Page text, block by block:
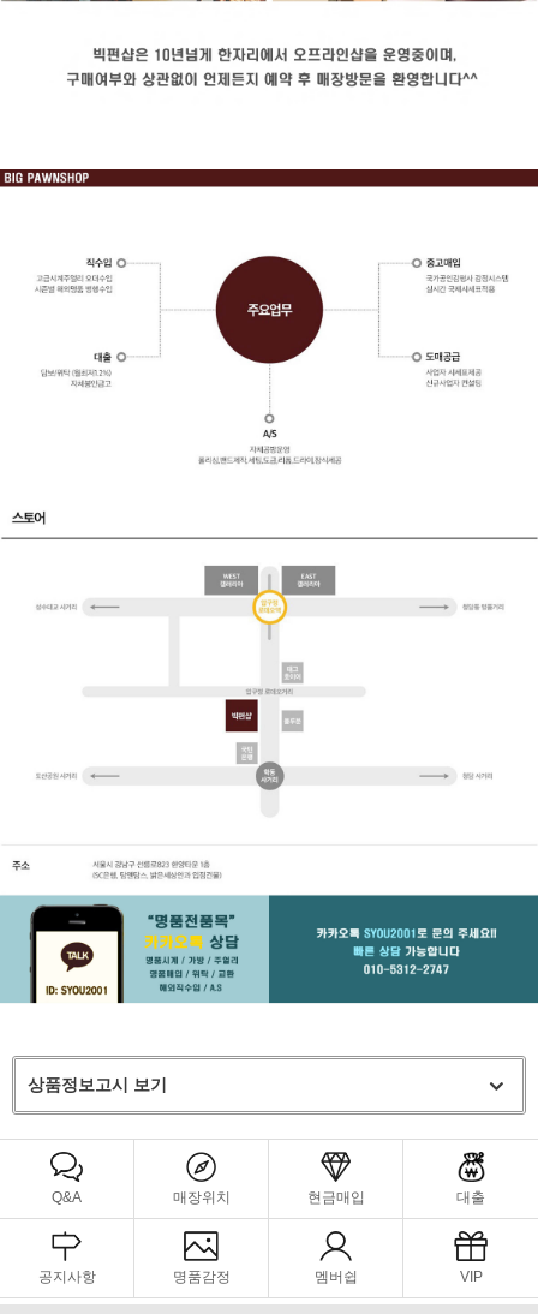
상품정보고시 보기
Q&A 매장위치 현금매입 대출
공지사항 명품감정 멤버쉽 VIP